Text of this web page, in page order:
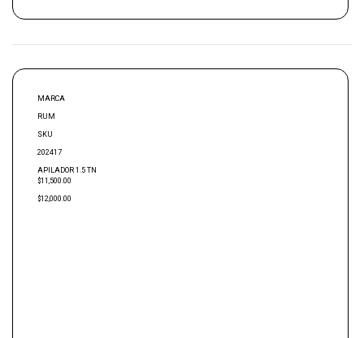
MARCA
RUM
SKU
202417
APILADOR 1.5 TN
$11,500.00
$12,000.00